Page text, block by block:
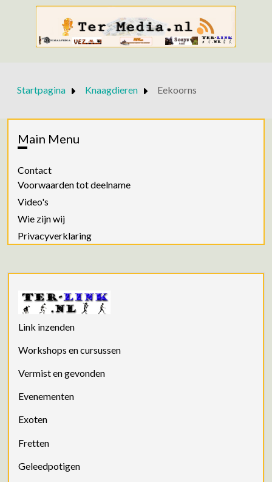
Startpagina Knaagdieren Eekoorns
Main Menu
Contact
Voorwaarden tot deelname
Video's
Wie zijn wij
Privacyverklaring
Link inzenden
Workshops en cursussen
Vermist en gevonden
Evenementen
Exoten
Fretten
Geleedpotigen